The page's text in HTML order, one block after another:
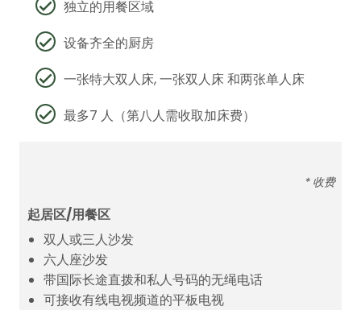
独立的用餐区域
设备齐全的厨房
一张特大双人床, 一张双人床 和两张单人床
最多7 人（第八人需收取加床费）
* 收费
起居区/用餐区
双人或三人沙发
六人座沙发
带国际长途直拨和私人号码的无绳电话
可接收有线电视频道的平板电视